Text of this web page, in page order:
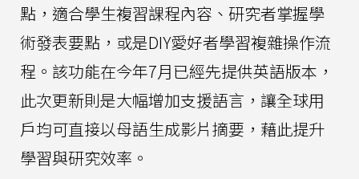
點，適合學生複習課程內容、研究者掌握學
術發表要點，或是DIY愛好者學習複雜操作流
程。該功能在今年7月已經先提供英語版本，
此次更新則是大幅增加支援語言，讓全球用
戶均可直接以母語生成影片摘要，藉此提升
學習與研究效率。